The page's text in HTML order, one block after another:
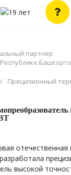
партнер
/ Прецизионный
высокой